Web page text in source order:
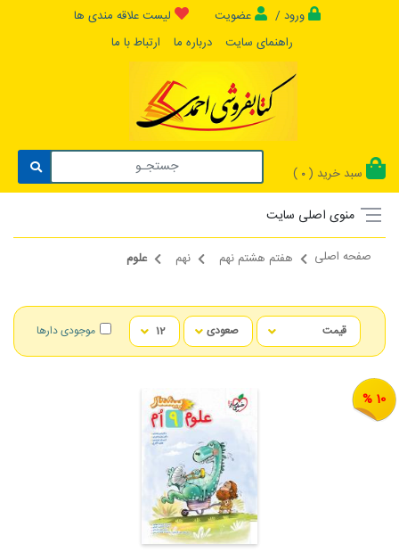
ورود / عضویت
لیست علاقه مندی ها
راهنمای سایت
درباره ما ارتباط با ما
سبد خرید ( 0
)
منوی اصلی سایت
صفحه اصلی هفتم هشتم نهم نهم علوم
موجودی دارها
10 %